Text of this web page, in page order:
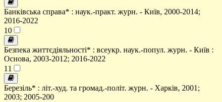
Банківська справа* : наук.-практ. журн. - Київ, 2000-2014;
2016-2022
10
Безпека життєдіяльності* : всеукр. наук.-попул. журн. - Київ :
Основа, 2003-2012; 2016-2022
11
Березіль* : літ.-худ. та громад.-політ. журн. - Харків, 2001;
2003; 2005-200